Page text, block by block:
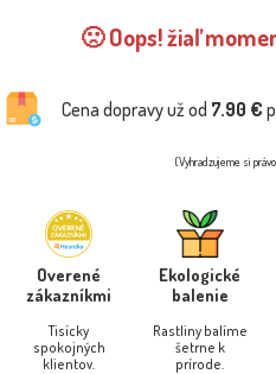
🙁 Oops! žiaľ
Cena dopravy už od 7.90 €
(Vyhradzujeme si
Overené
zákazníkmi
Tisícky
spokojných
klientov.
Ekologické
balenie
Rastliny balíme
šetrne k
prírode.